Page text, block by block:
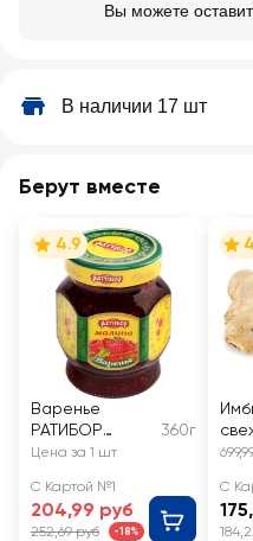
Вы можете
В наличии 17 шт
Берут вместе
4.9
Варенье
РАТИБОР
Малина
360г
Цена за 1 шт
С Картой №1
204,99 руб
252,69 руб -18%
С